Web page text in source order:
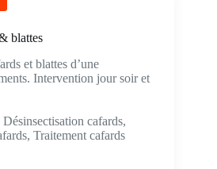
blattes
et blattes d’une
Intervention jour soir et
Désinsectisation cafards,
, Traitement cafards